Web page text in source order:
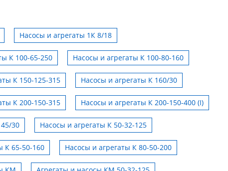
Насосы и агрегаты 1К 8/18
К 100-65-250 Насосы и агрегаты К 100-80-160
К 150-125-315 Насосы и агрегаты К 160/30
К 200-150-315 Насосы и агрегаты К 200-150-400 (I)
30 Насосы и агрегаты К 50-32-125
К 65-50-160 Насосы и агрегаты К 80-50-200